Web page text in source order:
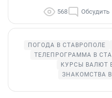
568 Обсудить
ПОГОДА В СТАВРОПОЛЕ
ТЕЛЕПРОГРАММА В
КУРСЫ ВАЛЮТ
ЗНАКОМСТВА